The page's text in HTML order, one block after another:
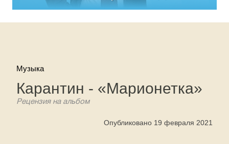
Музыка
Карантин - «Марионетка»
Рецензия на альбом
Опубликовано 19 февраля 2021